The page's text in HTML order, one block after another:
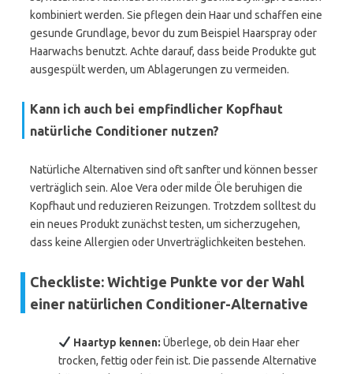
kombiniert werden. Sie pflegen dein Haar und schaffen eine
gesunde Grundlage, bevor du zum Beispiel Haarspray oder
Haarwachs benutzt. Achte darauf, dass beide Produkte gut
ausgespült werden, um Ablagerungen zu vermeiden.
Kann ich auch bei empfindlicher Kopfhaut
natürliche Conditioner nutzen?
Natürliche Alternativen sind oft sanfter und können besser
verträglich sein. Aloe Vera oder milde Öle beruhigen die
Kopfhaut und reduzieren Reizungen. Trotzdem solltest du
ein neues Produkt zunächst testen, um sicherzugehen,
dass keine Allergien oder Unverträglichkeiten bestehen.
Checkliste: Wichtige Punkte vor der Wahl
einer natürlichen Conditioner-Alternative
Haartyp kennen: Überlege, ob dein Haar eher
trocken, fettig oder fein ist. Die passende Alternative